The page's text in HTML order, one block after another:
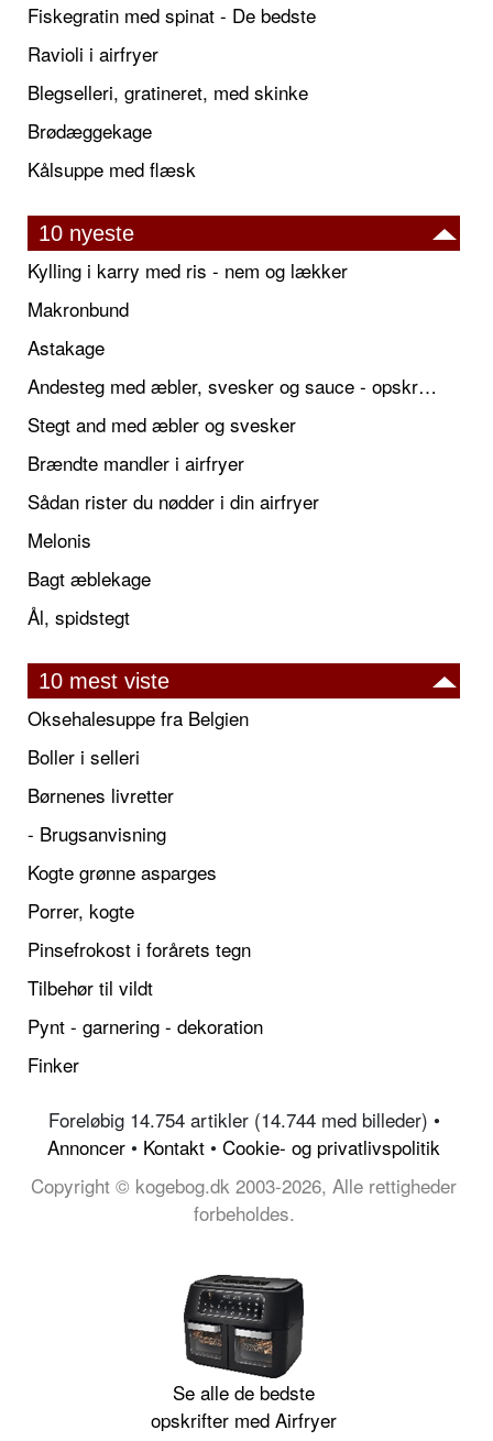
Fiskegratin med spinat - De bedste
Ravioli i airfryer
Blegselleri, gratineret, med skinke
Brødæggekage
Kålsuppe med flæsk
10 nyeste
Kylling i karry med ris - nem og lækker
Makronbund
Astakage
Andesteg med æbler, svesker og sauce - opskrift også til jul
Stegt and med æbler og svesker
Brændte mandler i airfryer
Sådan rister du nødder i din airfryer
Melonis
Bagt æblekage
Ål, spidstegt
10 mest viste
Oksehalesuppe fra Belgien
Boller i selleri
Børnenes livretter
- Brugsanvisning
Kogte grønne asparges
Porrer, kogte
Pinsefrokost i forårets tegn
Tilbehør til vildt
Pynt - garnering - dekoration
Finker
Foreløbig 14.754 artikler (14.744 med billeder) •
Annoncer • Kontakt • Cookie- og privatlivspolitik
Copyright © kogebog.dk 2003-2026, Alle rettigheder
forbeholdes.
Se alle de bedste
opskrifter med Airfryer